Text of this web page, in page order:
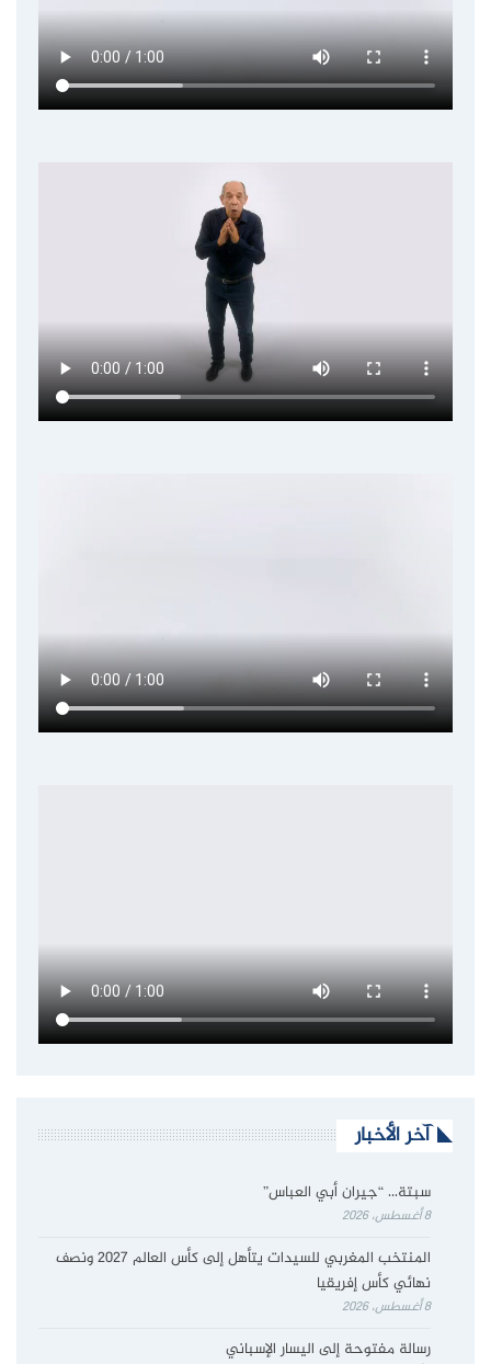
آخر الأخبار
سبتة… “جيران أبي العباس”
8 أغسطس، 2026
المنتخب المغربي للسيدات يتأهل إلى كأس العالم 2027 ونصف
نهائي كأس إفريقيا
8 أغسطس، 2026
رسالة مفتوحة إلى اليسار الإسباني